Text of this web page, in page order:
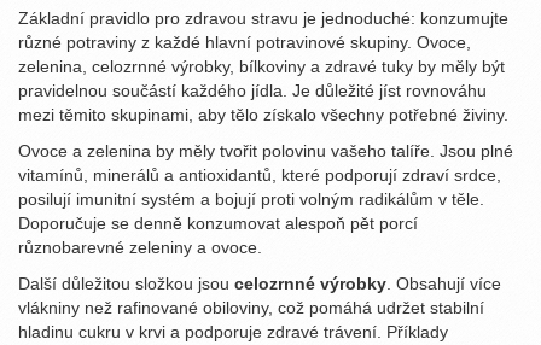
Základní pravidlo pro zdravou stravu je jednoduché: konzumujte
různé potraviny z každé hlavní potravinové skupiny. Ovoce,
zelenina, celozrnné výrobky, bílkoviny a zdravé tuky by měly být
pravidelnou součástí každého jídla. Je důležité jíst rovnováhu
mezi těmito skupinami, aby tělo získalo všechny potřebné živiny.
Ovoce a zelenina by měly tvořit polovinu vašeho talíře. Jsou plné
vitamínů, minerálů a antioxidantů, které podporují zdraví srdce,
posilují imunitní systém a bojují proti volným radikálům v těle.
Doporučuje se denně konzumovat alespoň pět porcí
různobarevné zeleniny a ovoce.
Další důležitou složkou jsou celozrnné výrobky . Obsahují více
vlákniny než rafinované obiloviny, což pomáhá udržet stabilní
hladinu cukru v krvi a podporuje zdravé trávení. Příklady